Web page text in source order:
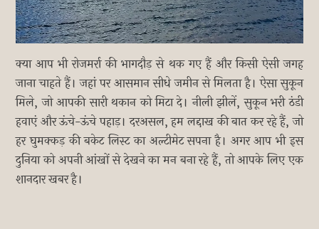
क्या आप भी रोजमर्रा की भागदौड़ से थक गए हैं और किसी ऐसी जगह
जाना चाहते हैं। जहां पर आसमान सीधे जमीन से मिलता है। ऐसा सुकून
मिले, जो आपकी सारी थकान को मिटा दे। नीली झीलें, सुकून भरी ठंडी
हवाएं और ऊंचे-ऊंचे पहाड़। दरअसल, हम लद्दाख की बात कर रहे हैं, जो
हर घुमक्कड़ की बकेट लिस्ट का अल्टीमेट सपना है। अगर आप भी इस
दुनिया को अपनी आंखों से देखने का मन बना रहे हैं, तो आपके लिए एक
शानदार खबर है।